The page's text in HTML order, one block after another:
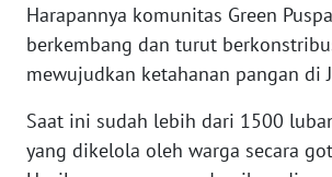
Harapannya komunitas Green
berkembang dan turut
mewujudkan ketahanan pangan di
Saat ini sudah lebih dari 1500
yang dikelola oleh warga secara
WN
KALBAR
KALTENG